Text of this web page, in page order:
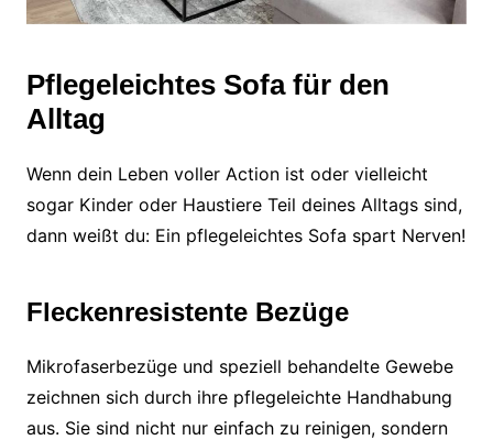
Pflegeleichtes Sofa für den
Alltag
Wenn dein Leben voller Action ist oder vielleicht
sogar Kinder oder Haustiere Teil deines Alltags sind,
dann weißt du: Ein pflegeleichtes Sofa spart Nerven!
Fleckenresistente Bezüge
Mikrofaserbezüge und speziell behandelte Gewebe
zeichnen sich durch ihre pflegeleichte Handhabung
aus. Sie sind nicht nur einfach zu reinigen, sondern